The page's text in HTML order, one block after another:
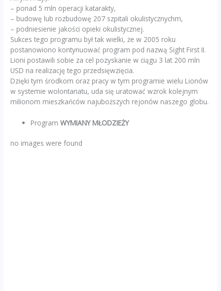
– ponad 5 mln operacji katarakty,
– budowę lub rozbudowę 207 szpitali okulistycznychm,
– podniesienie jakości opieki okulistycznej.
Sukces tego programu był tak wielki, że w 2005 roku
postanowiono kontynuować program pod nazwą Sight First II.
Lioni postawili sobie za cel pozyskanie w ciągu 3 lat 200 mln
USD na realizację tego przedsięwzięcia.
Dzięki tym środkom oraz pracy w tym programie wielu Lionów
w systemie wolontariatu, uda się uratować wzrok kolejnym
milionom mieszkańców najuboższych rejonów naszego globu.
ProgramWYMIANY MŁODZIEŻY
no images were found